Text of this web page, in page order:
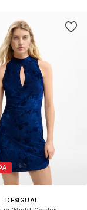
DESIGUAL